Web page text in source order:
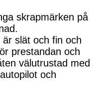
skrapmärken på
slät och fin och
prestandan och
välutrustad med
och